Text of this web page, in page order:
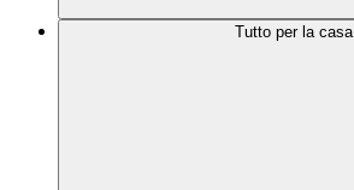
Tutto per la casa